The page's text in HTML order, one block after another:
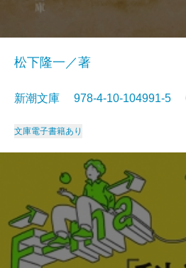
松下隆一／著
新潮文庫 978-4-10-104991-5
文庫電子書籍あり